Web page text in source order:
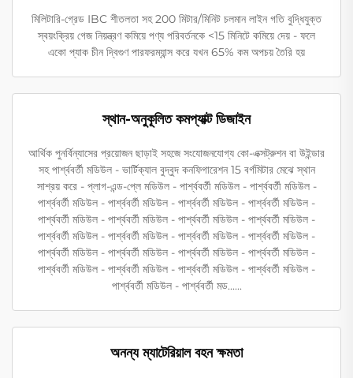
মিলিটারি-গ্রেড IBC শীতলতা সহ 200 মিটার/মিনিট চলমান লাইন গতি বুদ্ধিযুক্ত
স্বয়ংক্রিয় গেজ নিয়ন্ত্রণ কমিয়ে পণ্য পরিবর্তনকে <15 মিনিটে কমিয়ে দেয় - ফলে
একো প্যাক চীন দ্বিগুণ পারফরম্যান্স করে যখন 65% কম অপচয় তৈরি হয়
স্থান-অনুকূলিত কমপ্যাক্ট ডিজাইন
আর্থিক পুনর্বিন্যাসের প্রয়োজন ছাড়াই সহজে সংযোজনযোগ্য কো-এক্সট্রুশন বা উইন্ডার
সহ পার্শ্ববর্তী মডিউল - ভার্টিক্যাল বুদ্বুদ কনফিগারেশন 15 বর্গমিটার মেঝে স্থান
সাশ্রয় করে - প্লাগ-এন্ড-প্লে মডিউল - পার্শ্ববর্তী মডিউল - পার্শ্ববর্তী মডিউল -
পার্শ্ববর্তী মডিউল - পার্শ্ববর্তী মডিউল - পার্শ্ববর্তী মডিউল - পার্শ্ববর্তী মডিউল -
পার্শ্ববর্তী মডিউল - পার্শ্ববর্তী মডিউল - পার্শ্ববর্তী মডিউল - পার্শ্ববর্তী মডিউল -
পার্শ্ববর্তী মডিউল - পার্শ্ববর্তী মডিউল - পার্শ্ববর্তী মডিউল - পার্শ্ববর্তী মডিউল -
পার্শ্ববর্তী মডিউল - পার্শ্ববর্তী মডিউল - পার্শ্ববর্তী মডিউল - পার্শ্ববর্তী মডিউল -
পার্শ্ববর্তী মডিউল - পার্শ্ববর্তী মডিউল - পার্শ্ববর্তী মডিউল - পার্শ্ববর্তী মডিউল -
পার্শ্ববর্তী মডিউল - পার্শ্ববর্তী মড......
অনন্য ম্যাটেরিয়াল বহন ক্ষমতা